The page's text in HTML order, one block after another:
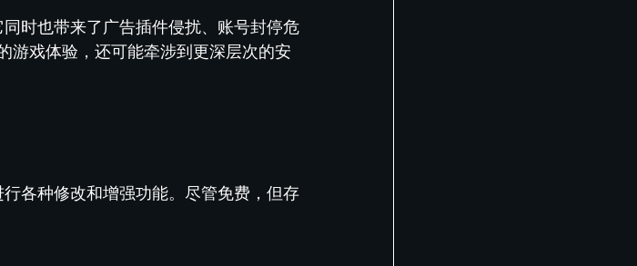
时也带来了广告插件侵扰、账号封停危
游戏体验，还可能牵涉到更深层次的安
各种修改和增强功能。尽管免费，但存